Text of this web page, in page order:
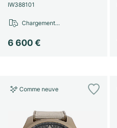
IW388101
6 600 €
Chargement…
Comme neuve